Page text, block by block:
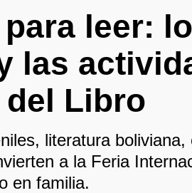
leer:
las
del Libro
literatura
a la Feria
en familia.